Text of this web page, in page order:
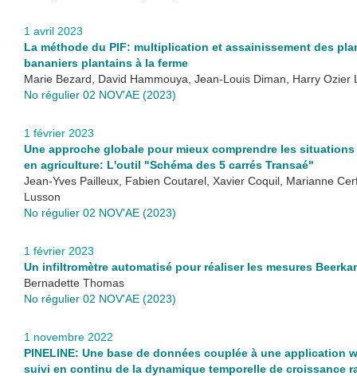
1 avril 2023
La méthode du PIF: multiplication et assainissement des
bananiers plantains à la ferme
Marie Bezard, David Hammouya, Jean-Louis Diman, Harry Ozier
No régulier 02 NOV'AE (2023)
1 février 2023
Une approche globale pour mieux comprendre les
en agriculture: L'outil "Schéma des 5 carrés Transaé"
Jean-Yves Pailleux, Fabien Coutarel, Xavier Coquil, Marianne
Lusson
No régulier 02 NOV'AE (2023)
1 février 2023
Un infiltromètre automatisé pour réaliser les mesures
Bernadette Thomas
No régulier 02 NOV'AE (2023)
1 novembre 2022
PINELINE: Une base de données couplée à une application
suivi en continu de la dynamique temporelle de croissance